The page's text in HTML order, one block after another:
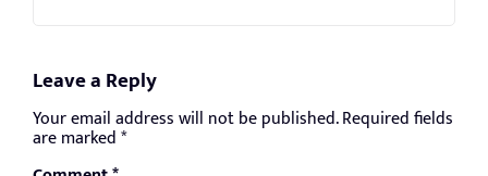
Leave a Reply
Your email address will not be published.Required fields
are marked*